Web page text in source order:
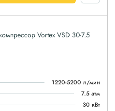
Vortex VSD 30-7.5
1220-5200 л/мин
7.5 атм
30 кВт